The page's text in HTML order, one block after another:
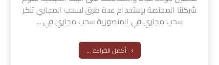
شركتنا المختصة بإستخدام عدة طرق لسحب المجاري تنكر
سحب مجاري في المنصورية سحب مجاري في ...
أكمل القراءة ...